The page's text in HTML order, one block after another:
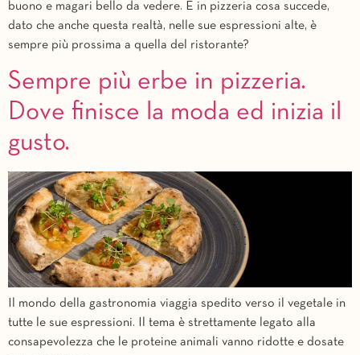
buono e magari bello da vedere. E in pizzeria cosa succede,
dato che anche questa realtà, nelle sue espressioni alte, è
sempre più prossima a quella del ristorante?
Sempre più erbe in pizzeria.
Dove finisce la moda ed inizia il
gusto.
Il mondo della gastronomia viaggia spedito verso il vegetale in
tutte le sue espressioni. Il tema è strettamente legato alla
consapevolezza che le proteine animali vanno ridotte e dosate